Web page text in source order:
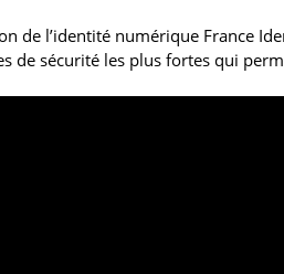
de l’identité numérique France
de sécurité les plus fortes qui